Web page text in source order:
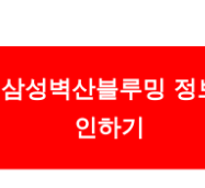
삼성벽산블루밍 정
인하기